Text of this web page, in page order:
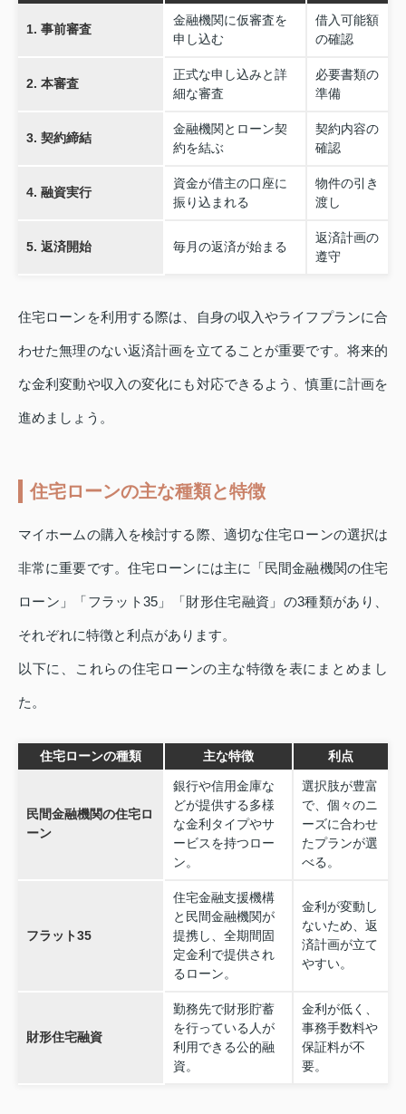
1. 事前審査
金融機関に仮審査を
申し込む
借入可能額
の確認
2. 本審査
正式な申し込みと詳
細な審査
必要書類の
準備
3. 契約締結
金融機関とローン契
約を結ぶ
契約内容の
確認
4. 融資実行
資金が借主の口座に
振り込まれる
物件の引き
渡し
5. 返済開始 毎月の返済が始まる
返済計画の
遵守
住宅ローンを利用する際は、自身の収入やライフプランに合
わせた無理のない返済計画を立てることが重要です。将来的
な金利変動や収入の変化にも対応できるよう、慎重に計画を
進めましょう。
住宅ローンの主な種類と特徴
マイホームの購入を検討する際、適切な住宅ローンの選択は
非常に重要です。住宅ローンには主に「民間金融機関の住宅
ローン」「フラット35」「財形住宅融資」の3種類があり、
それぞれに特徴と利点があります。
以下に、これらの住宅ローンの主な特徴を表にまとめまし
た。
住宅ローンの種類 主な特徴 利点
民間金融機関の住宅ロ
ーン
銀行や信用金庫な
どが提供する多様
な金利タイプやサ
ービスを持つロー
ン。
選択肢が豊富
で、個々のニ
ーズに合わせ
たプランが選
べる。
フラット35
住宅金融支援機構
と民間金融機関が
提携し、全期間固
定金利で提供され
るローン。
金利が変動し
ないため、返
済計画が立て
やすい。
財形住宅融資
勤務先で財形貯蓄
を行っている人が
利用できる公的融
資。
金利が低く、
事務手数料や
保証料が不
要。